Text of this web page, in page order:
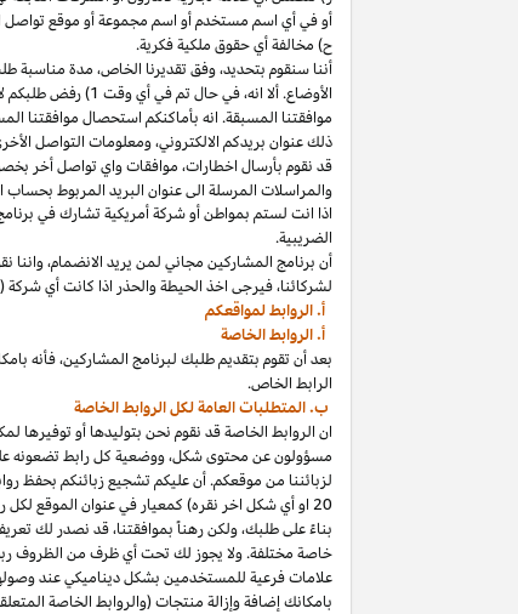
أو في أي اسم مستخدم أو اسم مجموعة أو موقع تواصل
ح) مخالفة أي حقوق ملكية فكرية.
أننا سنقوم بتحديد،وفق تقديرنا الخاص،مدة مناسبة
الأوضاع. ألا انه،في حال تم في أي وقت 1) رفض طلبكم لأي سبب
موافقتنا المسبقة. انه بأماكنكم استحصال موافقتنا
ذلك عنوان بريدكم الالكتروني،ومعلومات التواصل
قد نقوم بأرسال اخطارات، موافقات واي تواصل أخر
والمراسلات المرسلة الى عنوان البريد المربوط بحساب
اذا انت لستم بمواطن أو شركة أمريكية تشارك في
الضريبية.
أن برنامج المشاركين مجاني لمن يريد الانضمام،واننا
لشركائنا،فيرجى اخذ الحيطة والحذر اذا كانت أي شركة
أ. الروابط لمواقعكم
أ. الروابط الخاصة
بعد أن تقوم بتقديم طلبك لبرنامج المشاركين،فأنه با
الرابط الخاص.
ب. المتطلبات العامة لكل الروابط الخاصة
ان الروابط الخاصة قد نقوم نحن بتوليدها أو توفيرها
مسؤولون عن محتوىشكل،ووضعية كل رابط تضعونه
لزبائننا من موقعكم. أن عليكم تشجيع زبائنكم
20 او أي شكل اخر نقره) كمعيار في عنوان الموقع
بناءً على طلبك، ولكن رهناً بموافقتنا، قد نصدر لك
خاصة مختلفة. ولا يجوز لك تحت أي ظرف من الظروف
علامات فرعية للمستخدمين بشكل ديناميكي عند
بامكانك إضافة وإزالة منتجات (والروابط الخاصة